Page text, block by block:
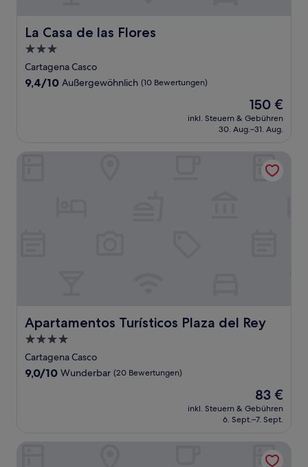
La Casa de las Flores
La Casa de las Flores
3.0-
Sterne-
Unterkunft
Cartagena Casco
9.4
9,4/10 Außergewöhnlich (10 Bewertungen)
Der
Preis
beträgt
150 €
inkl. Steuern & Gebühren
30. Aug.–31. Aug.
Apartamentos Turísticos Plaza del Rey
Apartamentos Turísticos Plaza del Rey
4.0-
Sterne-
Unterkunft
Cartagena Casco
9.0
9,0/10 Wunderbar (20 Bewertungen)
Der
Preis
beträgt
83 €
inkl. Steuern & Gebühren
6. Sept.–7. Sept.